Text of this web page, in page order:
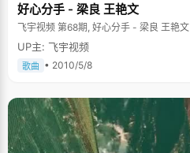
好心分手 - 梁良 王艳文
飞宇视频 第68期, 好心分手 - 梁良 王艳文
UP主: 飞宇视频
歌曲 • 2010/5/8